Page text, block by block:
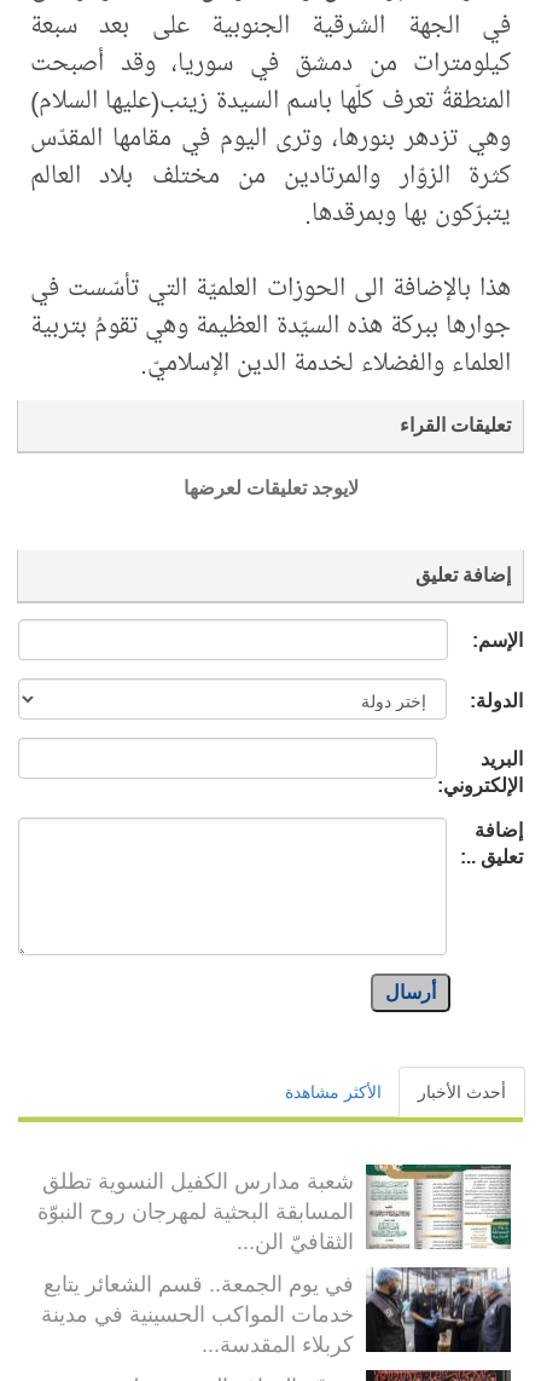
في الجهة الشرقية الجنوبية على بعد سبعة
كيلومترات من دمشق في سوريا، وقد أصبحت
المنطقةُ تعرف كلّها باسم السيدة زينب(عليها السلام)
وهي تزدهر بنورها، وترى اليوم في مقامها المقدّس
كثرة الزوّار والمرتادين من مختلف بلاد العالم
يتبرّكون بها وبمرقدها.
هذا بالإضافة الى الحوزات العلميّة التي تأسّست في
جوارها ببركة هذه السيّدة العظيمة وهي تقومُ بتربية
العلماء والفضلاء لخدمة الدين الإسلاميّ.
تعليقات القراء
لايوجد تعليقات لعرضها
إضافة تعليق
الإسم:
الدولة:
البريد
الإلكتروني:
إضافة
تعليق ..:
أرسال
أحدث الأخبار الأكثر مشاهدة
شعبة مدارس الكفيل النسوية تطلق
المسابقة البحثية لمهرجان روح النبوّة
الثقافيّ الن...
في يوم الجمعة.. قسم الشعائر يتابع
خدمات المواكب الحسينية في مدينة
كربلاء المقدسة...